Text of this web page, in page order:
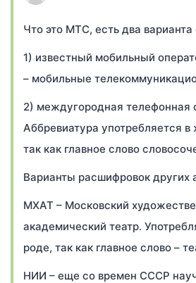
Что это МТС, есть два варианта
1) известный мобильный
– мобильные
2) междугородная телефонная
Аббревиатура употребляется
так как главное слово
Варианты расшифровок других
МХАТ – Московский
академический театр.
роде, так как главное слово –
НИИ – еще со времен СССР